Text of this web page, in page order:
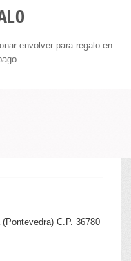
envolver para regalo en
C.P. 36780